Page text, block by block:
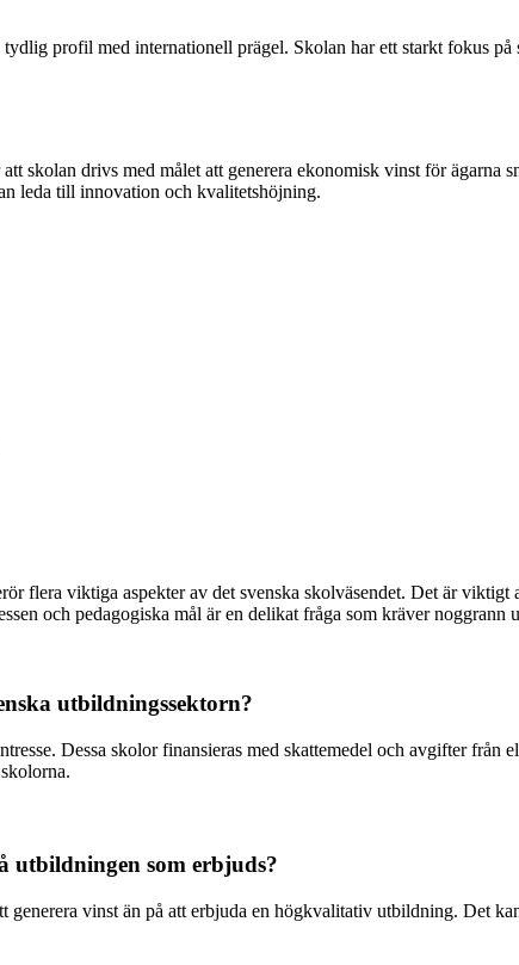
profil med internationell prägel. Skolan har ett starkt fokus
skolan drivs med målet att generera ekonomisk vinst för ägarna
leda till innovation och kvalitetshöjning.
flera viktiga aspekter av det svenska skolväsendet. Det är viktigt
och pedagogiska mål är en delikat fråga som kräver noggrann
utbildningssektorn?
Dessa skolor finansieras med skattemedel och avgifter från
utbildningen som erbjuds?
vinst än på att erbjuda en högkvalitativ utbildning. Det